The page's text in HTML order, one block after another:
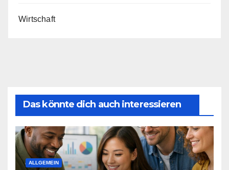
Wirtschaft
Das könnte dich auch interessieren
ALLGEMEIN